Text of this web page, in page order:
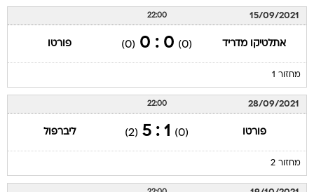
15/09/2021
22:00
אתלטיקו מדריד (0)
0 : 0
(0) פורטו
מחזור 1
28/09/2021
22:00
פורטו (0)
1 : 5
(2) ליברפול
מחזור 2